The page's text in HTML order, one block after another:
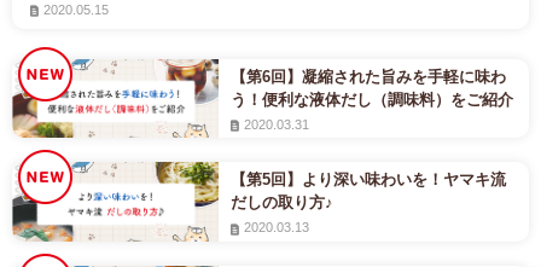
2020.05.15
【第6回】凝縮された旨みを手軽に味わ
う！便利な液体だし（調味料）をご紹介
2020.03.31
【第5回】より深い味わいを！ヤマキ流
だしの取り方♪
2020.03.13